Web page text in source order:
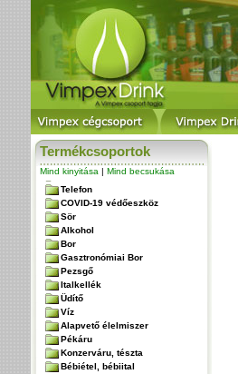
Termékcsoportok
Mind kinyitása | Mind becsukása
Telefon
COVID-19 védőeszköz
Sör
Alkohol
Bor
Gasztronómiai Bor
Pezsgő
Italkellék
Üdítő
Víz
Alapvető élelmiszer
Pékáru
Konzerváru, tészta
Bébiétel, bébiital